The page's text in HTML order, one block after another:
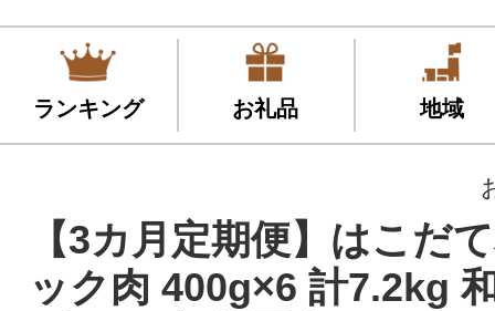
ランキング お礼品 地域
【3カ月定期便】はこだ
ック肉 400g×6 計7.2kg